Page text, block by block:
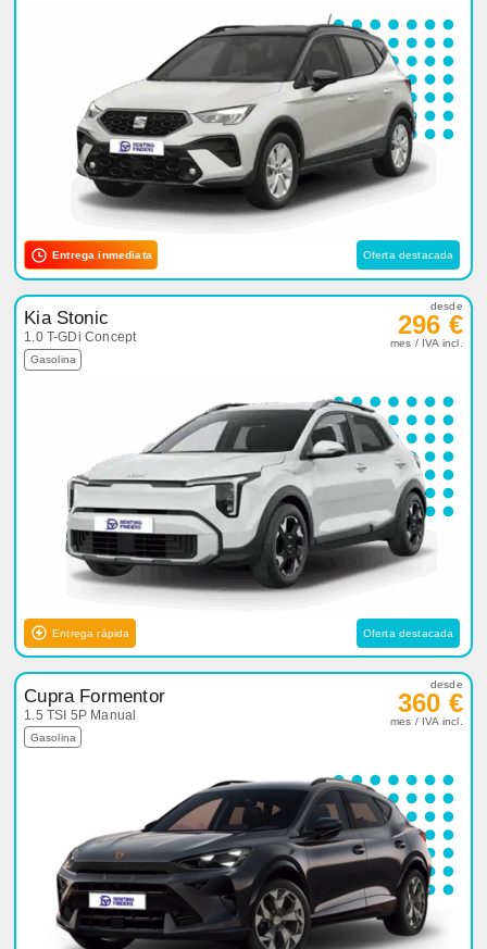
Entrega inmediata Oferta destacada
Kia Stonic
1.0 T-GDi Concept
Gasolina
desde
296 €
mes / IVA incl.
Entrega rápida Oferta destacada
Cupra Formentor
1.5 TSI 5P Manual
Gasolina
desde
360 €
mes / IVA incl.